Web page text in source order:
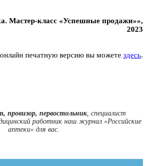
Мастер-класс «Успешные продажи»»,
2023
онлайн печатную версию вы можете здесь.
провизор, первостольник, специалист
работник наш журнал «Российские
аптеки» для вас.